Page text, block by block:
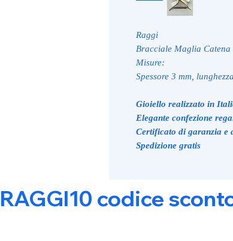
Raggi
Bracciale Maglia
Misure:
Spessore 3 mm,
Gioiello realizzato in
Elegante confezione
Certificato di garanzia e
Spedizione gratis
RAGGI10 codice